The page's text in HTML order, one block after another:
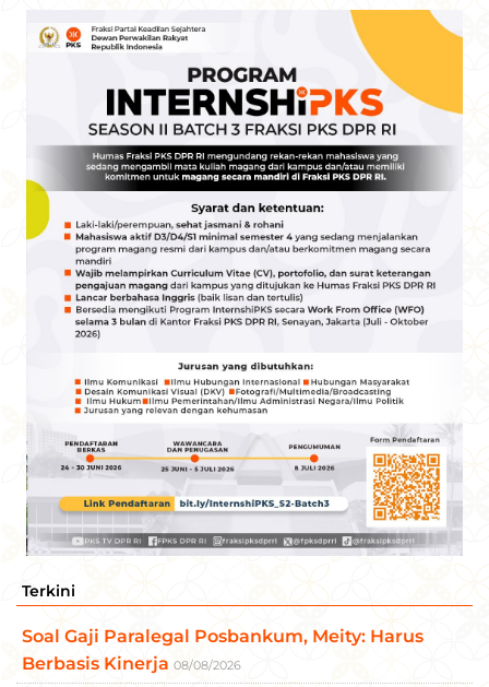
Terkini
Soal Gaji Paralegal Posbankum, Meity: Harus
Berbasis Kinerja 08/08/2026